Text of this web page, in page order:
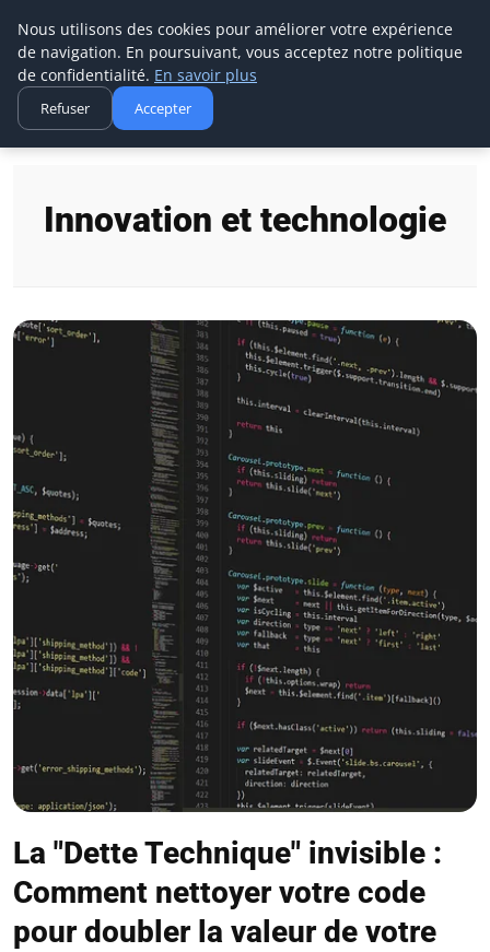
Aecme
Accueil Innovation et technologie
Innovation et technologie
La "Dette Technique" invisible :
Comment nettoyer votre code
pour doubler la valeur de votre
Nous utilisons des cookies pour améliorer votre expérience
de navigation. En poursuivant, vous acceptez notre politique
de confidentialité. En savoir plus
Refuser Accepter